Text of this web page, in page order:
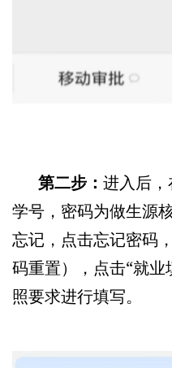
第二步： 进入后，
学号，密码为做生源
忘记，点击忘记密码
码重置），点击“就业
照要求进行填写。